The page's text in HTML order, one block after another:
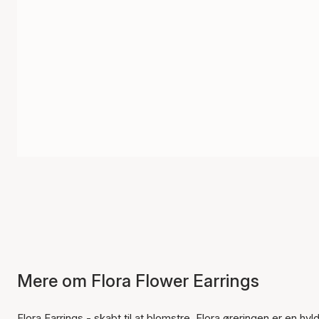
Mere om Flora Flower Earrings